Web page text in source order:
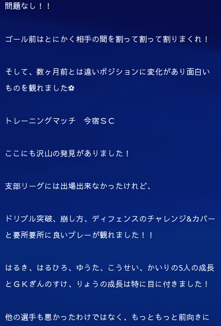
問題なし！！
ゴール前はとにかく相手の間を割って割って割りまくれ！
そして、数ヶ月前とは違いポジションに変化があり面白い
ものを観れました⚽️
トレーニングマッチ 今宿ＳＣ
ここにも沢山の発見がありました！
支部リーグには出場出来なかったけれど、
ドリブル突破、崩し方、ディフェンスのチャレンジ&カバー
と要所要所に良いプレーが観れました！！
はるき、はるひろ、ゆうた、こうせい、かいりの5人の成長
とＧＫぎんのすけ、りょうの成長は特に目に付きました！
他の選手も悪かったわけではなく、もっともっと前向きに